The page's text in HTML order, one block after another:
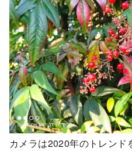
カメラは2020年のトレンド